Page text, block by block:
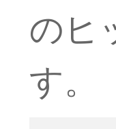
のヒ
す。